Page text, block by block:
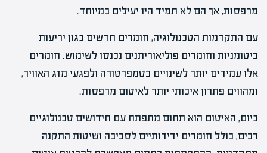
מרפסות, אך הם לא תמיד היו יעילים במיוחד.
עם התקדמות הטכנולוגיה, חומרים חדשים כגון יריעות
ביטומניות וחומרים פוליאוריתנים נכנסו לשימוש. חומרים
אלו עמידים יותר לשינויים בטמפרטורה ולפגעי מזג האוויר,
ומהווים פתרון איכותי יותר לאיטום מרפסות.
כיום, האיטום הוא תחום מתפתח עם חידושים טכנולוגיים
רבים, כולל חומרים ידידותיים לסביבה ושיטות התקנה